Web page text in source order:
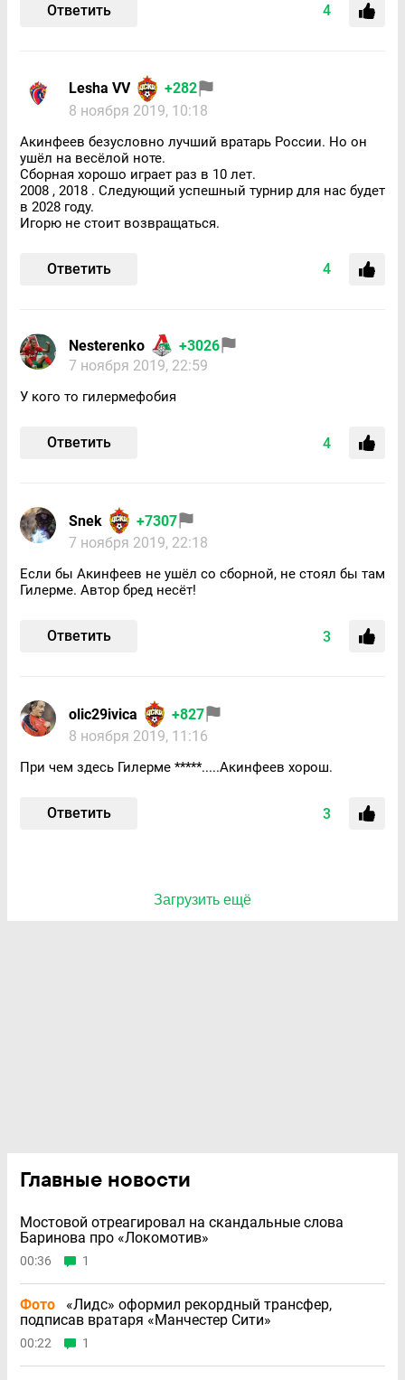
Ответить 4
Lesha VV
+282
8 ноября 2019, 10:18
Акинфеев безусловно лучший вратарь России. Но он
ушёл на весёлой ноте.
Сборная хорошо играет раз в 10 лет.
2008 , 2018 . Следующий успешный турнир для нас будет
в 2028 году.
Игорю не стоит возвращаться.
Ответить 4
Nesterenko
+3026
7 ноября 2019, 22:59
У кого то гилермефобия
Ответить 4
Snek
+7307
7 ноября 2019, 22:18
Если бы Акинфеев не ушёл со сборной, не стоял бы там
Гилерме. Автор бред несёт!
Ответить 3
olic29ivica
+827
8 ноября 2019, 11:16
При чем здесь Гилерме *****.....Акинфеев хорош.
Ответить 3
Загрузить ещё
Главные новости
Мостовой отреагировал на скандальные слова
Баринова про «Локомотив»
00:36 1
Фото
«Лидс» оформил рекордный трансфер,
подписав вратаря «Манчестер Сити»
00:22 1